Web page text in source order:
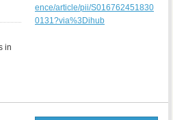
in
ence/article/pii/S016762451830
0131?via%3Dihub